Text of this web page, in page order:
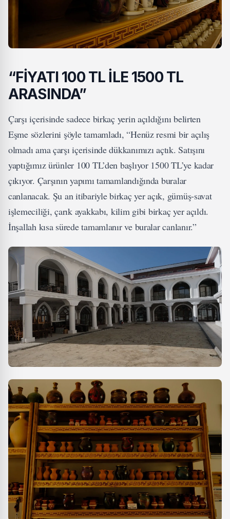
“FİYATI 100 TL İLE 1500 TL
ARASINDA”
Çarşı içerisinde sadece birkaç yerin açıldığını belirten
Eşme sözlerini şöyle tamamladı, “Henüz resmi bir açılış
olmadı ama çarşı içerisinde dükkanımızı açtık. Satışını
yaptığımız ürünler 100 TL’den başlıyor 1500 TL’ye kadar
çıkıyor. Çarşının yapımı tamamlandığında buralar
canlanacak. Şu an itibariyle birkaç yer açık, gümüş-savat
işlemeciliği, çarık ayakkabı, kilim gibi birkaç yer açıldı.
İnşallah kısa sürede tamamlanır ve buralar canlanır.”